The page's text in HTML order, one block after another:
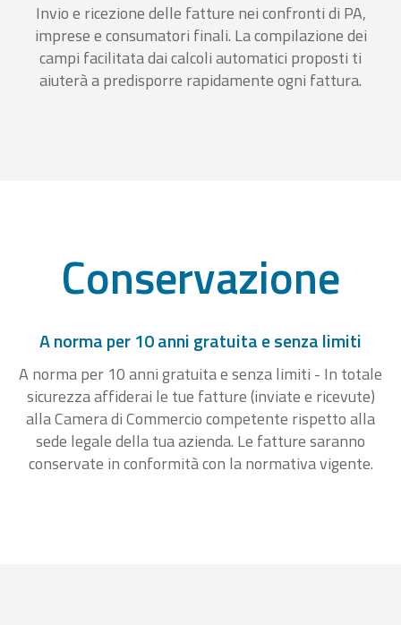
Invio e ricezione delle fatture nei confronti di PA,
imprese e consumatori finali. La compilazione dei
campi facilitata dai calcoli automatici proposti ti
aiuterà a predisporre rapidamente ogni fattura.
Conservazione
A norma per 10 anni gratuita e senza limiti
A norma per 10 anni gratuita e senza limiti - In totale
sicurezza affiderai le tue fatture (inviate e ricevute)
alla Camera di Commercio competente rispetto alla
sede legale della tua azienda. Le fatture saranno
conservate in conformità con la normativa vigente.